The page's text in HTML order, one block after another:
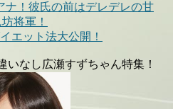
ナ！彼氏の前はデレデレの甘
将軍！
エット法大公開！
なし広瀬すずちゃん特集！